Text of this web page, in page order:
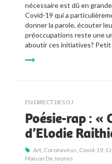
nécessaire est dû en
Covid-19 qui a
donner la parole, écouter
préoccupations reste une
aboutir ces initiatives?
EN DIRECT DES OJ
Poésie-rap : «
d’Elodie
Art Coronavirus Covid-19
Maison De Jeunes